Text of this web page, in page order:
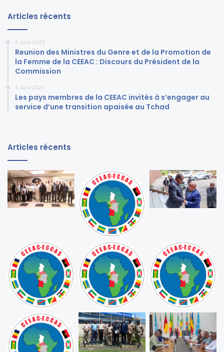
Articles récents
5 June 2023
Reunion des Ministres du Genre et de la Promotion de
la Femme de la CEEAC : Discours du Président de la
Commission
4 June 2021
Les pays membres de la CEEAC invités à s’engager au
service d’une transition apaisée au Tchad
Articles récents